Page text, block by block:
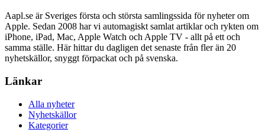
Aapl.se är Sveriges första och största samlingssida för nyheter om
Apple. Sedan 2008 har vi automagiskt samlat artiklar och rykten om
iPhone, iPad, Mac, Apple Watch och Apple TV - allt på ett och
samma ställe. Här hittar du dagligen det senaste från fler än 20
nyhetskällor, snyggt förpackat och på svenska.
Länkar
Alla nyheter
Nyhetskällor
Kategorier